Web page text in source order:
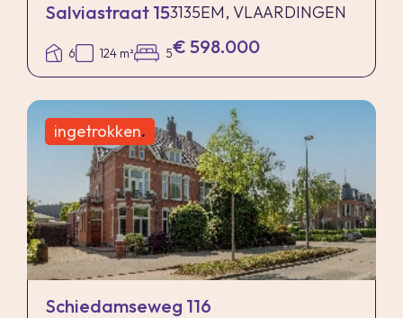
Salviastraat 153135EM, VLAARDINGEN
6 124 m² 5€ 598.000
ingetrokken.
Schiedamseweg 116